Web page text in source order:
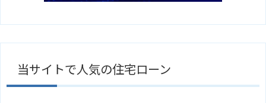
当サイトで人気の住宅ローン